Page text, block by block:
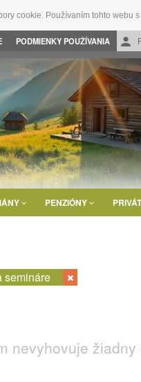
cookie. Používaním tohto webu
PODMIENKY POUŽÍVANIA
PENZIÓNY
semináre
nevyhovuje